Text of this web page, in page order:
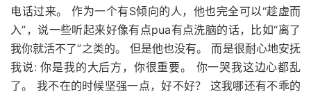
电话过来。 作为一个有S倾向的人，他也完全可以“趁虚而
入”，说一些听起来好像有点pua有点洗脑的话，比如“离了
我你就活不了”之类的。 但是他也没有。 而是很耐心地安抚
我说: 你是我的大后方，你很重要。 你一哭我这边心都乱
了。 我不在的时候坚强一点，好不好？ 这我哪还有不乖的